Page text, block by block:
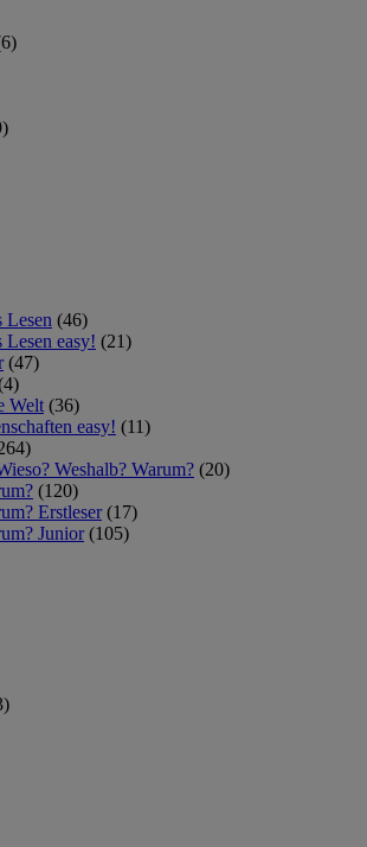
Lesen (46)
easy! (21)
(47)
Welt (36)
easy! (11)
Weshalb? Warum? (20)
(120)
Erstleser (17)
Junior (105)